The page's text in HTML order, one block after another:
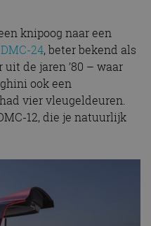
knipoog naar een
DMC-24, beter bekend als
de jaren ’80 – waar
ook een
vier vleugeldeuren.
12, die je natuurlijk